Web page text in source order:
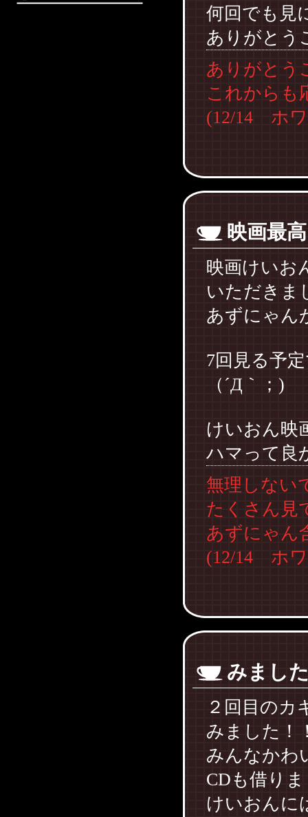
何回でも見
ありがとう
ありがとう
これからも
(12/14 ホ
映画最
映画けいお
いただきま
あずにゃん
7回見る予
（´Д｀；)
けいおん映
ハマって良
無理しない
たくさん見
あずにゃん
(12/14 ホ
みまし
２回目のカ
みました！
みんなかわ
CDも借り
けいおんに